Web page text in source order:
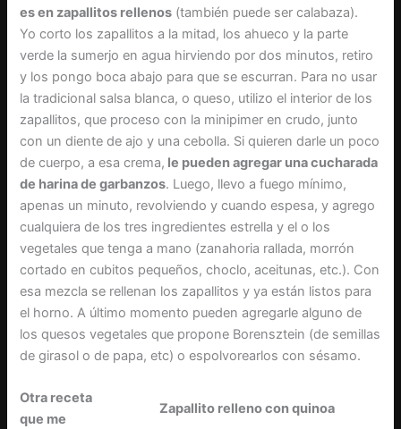
es en zapallitos rellenos (también puede ser calabaza).
Yo corto los zapallitos a la mitad, los ahueco y la parte
verde la sumerjo en agua hirviendo por dos minutos, retiro
y los pongo boca abajo para que se escurran. Para no usar
la tradicional salsa blanca, o queso, utilizo el interior de los
zapallitos, que proceso con la minipimer en crudo, junto
con un diente de ajo y una cebolla. Si quieren darle un poco
de cuerpo, a esa crema, le pueden agregar una cucharada
de harina de garbanzos. Luego, llevo a fuego mínimo,
apenas un minuto, revolviendo y cuando espesa, y agrego
cualquiera de los tres ingredientes estrella y el o los
vegetales que tenga a mano (zanahoria rallada, morrón
cortado en cubitos pequeños, choclo, aceitunas, etc.). Con
esa mezcla se rellenan los zapallitos y ya están listos para
el horno. A último momento pueden agregarle alguno de
los quesos vegetales que propone Borensztein (de semillas
de girasol o de papa, etc) o espolvorearlos con sésamo.
Zapallito relleno con quinoa
Otra receta
que me